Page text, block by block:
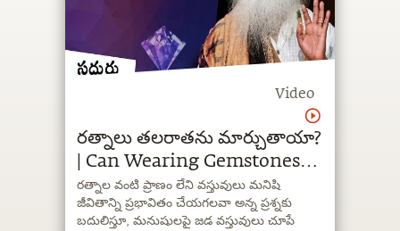
Video
రత్నాలు తలరాతను మార్చుతాయా?
| Can Wearing Gemstones
Change My Life & Destiny? |
Sadhguru Telugu
రత్నాల వంటి ప్రాణం లేని వస్తువులు మనిషి
జీవితాన్ని ప్రభావితం చేయగలవా అన్న ప్రశ్నకు
బదులిస్తూ, మనుషులపై జడ వస్తువులు చూపే